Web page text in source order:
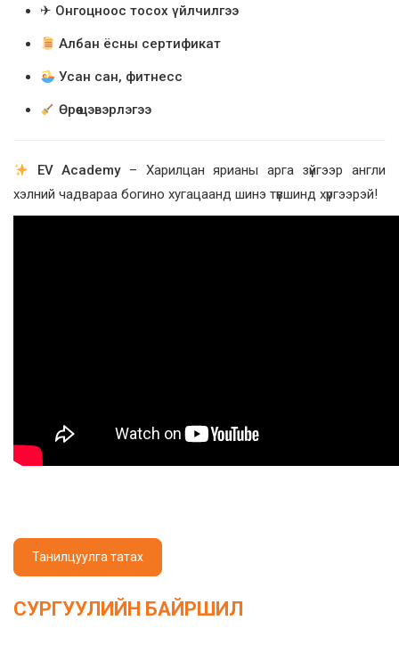
✈ Онгоцноос тосох үйлчилгээ
Албан ёсны сертификат
Усан сан, фитнесс
Өрөө цэвэрлэгээ
EV Academy– Харилцан ярианы арга зүйгээр англи
хэлний чадвараа богино хугацаанд шинэ түвшинд хүргээрэй!
Танилцуулга татах
СУРГУУЛИЙН БАЙРШИЛ